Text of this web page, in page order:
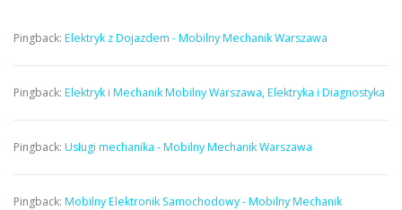
Pingback: Elektryk z Dojazdem - Mobilny Mechanik Warszawa
Pingback: Elektryk i Mechanik Mobilny Warszawa, Elektryka i Diagnostyka
Pingback: Usługi mechanika - Mobilny Mechanik Warszawa
Pingback: Mobilny Elektronik Samochodowy - Mobilny Mechanik